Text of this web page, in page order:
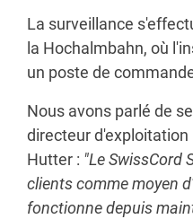
La surveillance
la Hochalmbahn, où
un poste de
Nous avons parlé de
directeur
Hutter : "Le SwissCord
clients comme moyen
fonctionne depuis